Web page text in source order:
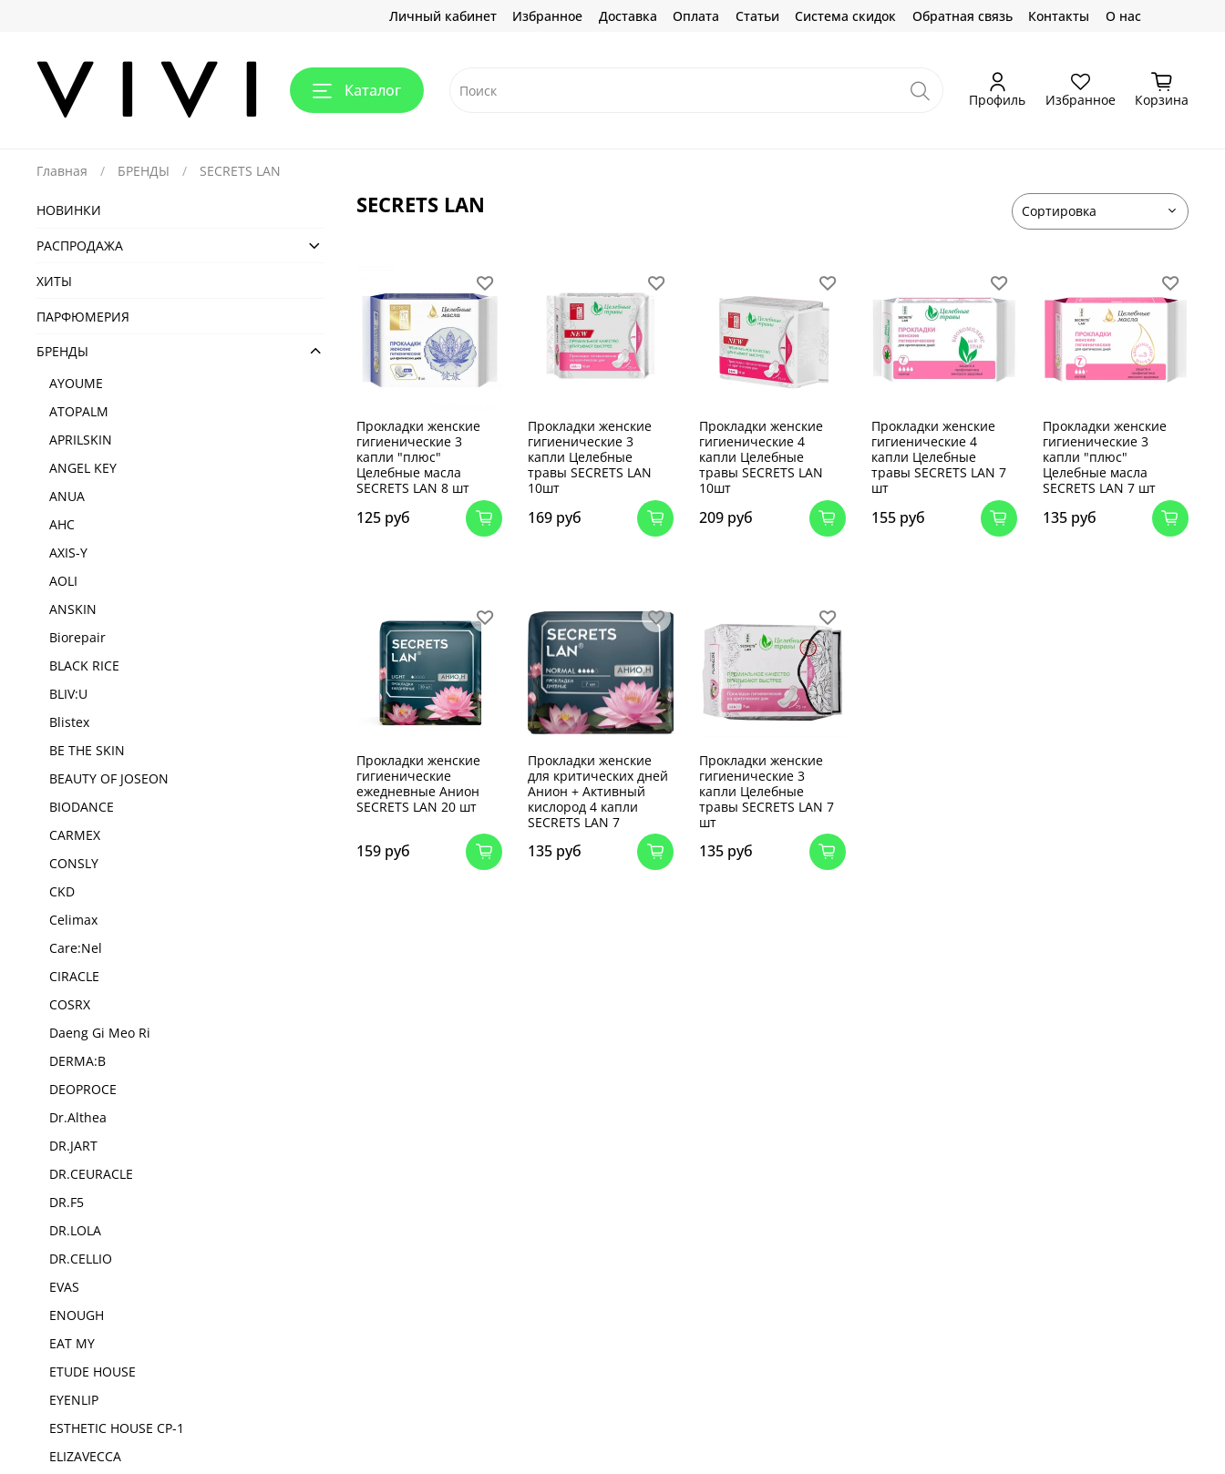
Личный кабинет Избранное Доставка Оплата Статьи Система скидок Обратная связь Контакты О нас
Каталог Профиль Избранное Корзина
Главная БРЕНДЫ SECRETS LAN
SECRETS LAN
Прокладки женские
гигиенические 3
капли "плюс"
Целебные масла
SECRETS LAN 8 шт
125 руб
Прокладки женские
гигиенические 3
капли Целебные
травы SECRETS LAN
10шт
169 руб
Прокладки женские
гигиенические 4
капли Целебные
травы SECRETS LAN
10шт
209 руб
Прокладки женские
гигиенические 4
капли Целебные
травы SECRETS LAN 7
шт
155 руб
Прокладки женские
гигиенические 3
капли "плюс"
Целебные масла
SECRETS LAN 7 шт
135 руб
Прокладки женские
гигиенические
ежедневные Анион
SECRETS LAN 20 шт
159 руб
Прокладки женские
для критических дней
Анион + Активный
кислород 4 капли
SECRETS LAN 7
135 руб
Прокладки женские
гигиенические 3
капли Целебные
травы SECRETS LAN 7
шт
135 руб
НОВИНКИ
РАСПРОДАЖА
ХИТЫ
ПАРФЮМЕРИЯ
БРЕНДЫ
AYOUME
ATOPALM
APRILSKIN
ANGEL KEY
ANUA
AHC
AXIS-Y
AOLI
ANSKIN
Biorepair
BLACK RICE
BLIV:U
Blistex
BE THE SKIN
BEAUTY OF JOSEON
BIODANCE
CARMEX
CONSLY
CKD
Celimax
Care:Nel
CIRACLE
COSRX
Daeng Gi Meo Ri
DERMA:B
DEOPROCE
Dr.Althea
DR.JART
DR.CEURACLE
DR.F5
DR.LOLA
DR.CELLIO
EVAS
ENOUGH
EAT MY
ETUDE HOUSE
EYENLIP
ESTHETIC HOUSE CP-1
ELIZAVECCA